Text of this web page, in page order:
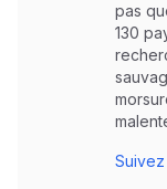
pas
130